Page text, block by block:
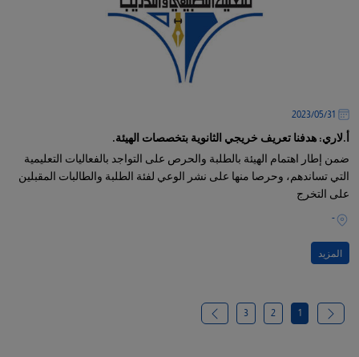
31‏/05‏/2023
أ.لاري: هدفنا تعريف خريجي الثانوية بتخصصات الهيئة.
ضمن إطار اهتمام الهيئة بالطلبة والحرص على التواجد بالفعاليات التعليمية
التي تساندهم، وحرصا منها على نشر الوعي لفئة الطلبة والطالبات المقبلين
على التخرج
-
المزيد
1
2
3